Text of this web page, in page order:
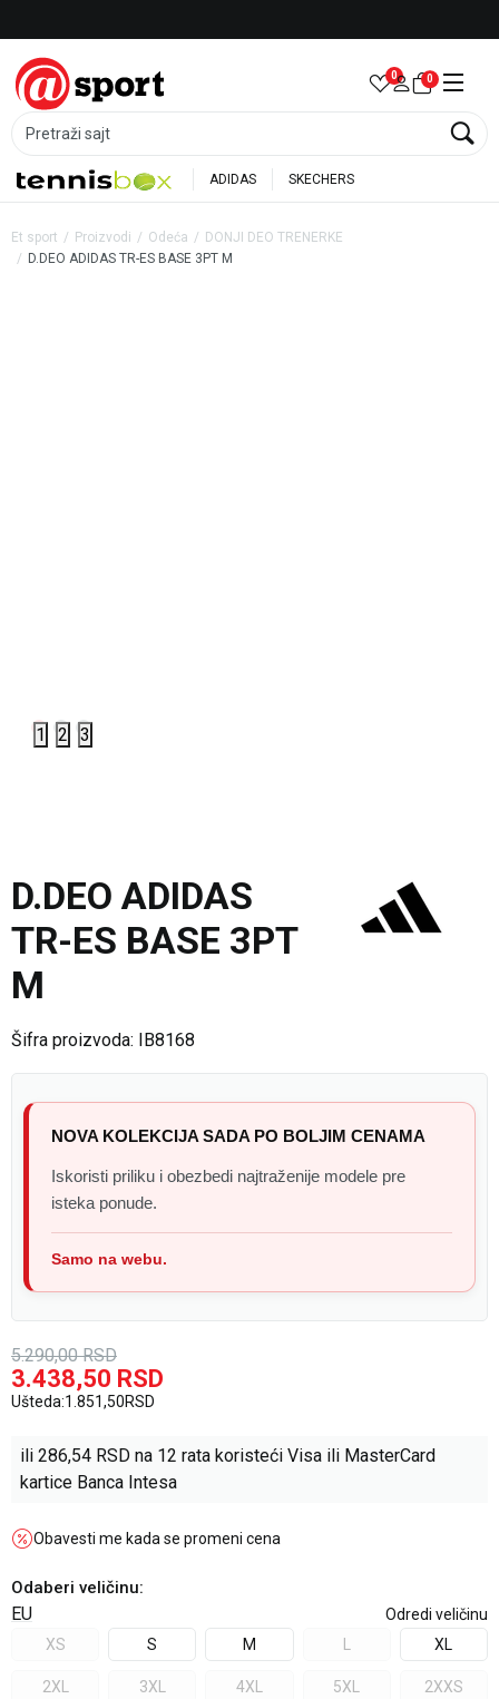
Pretraži sajt
0 0
ADIDAS SKECHERS
Et sport Proizvodi Odeća
DONJI DEO TRENERKE
D.DEO ADIDAS TR-ES BASE 3PT M
1 2 3
D.DEO ADIDAS
TR-ES BASE 3PT
M
Šifra proizvoda: IB8168
NOVA KOLEKCIJA SADA PO BOLJIM CENAMA
Iskoristi priliku i obezbedi najtraženije modele pre
isteka ponude.
Samo na webu.
5.290,00 RSD
3.438,50 RSD
Ušteda:1.851,50RSD
ili 286,54 RSD na 12 rata koristeći Visa ili MasterCard
kartice Banca Intesa
Obavesti me kada se promeni cena
Odaberi veličinu:
EU
Odredi veličinu
XS
S M XL
2XL 3XL 4XL 5XL 2XXS